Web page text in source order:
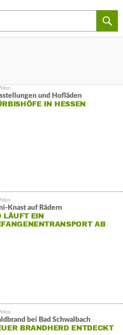
und Hofläden
IN HESSEN
Knast auf Rädern
LÄUFT EIN
AB
bei Bad Schwalbach
BRANDHERD ENTDECKT